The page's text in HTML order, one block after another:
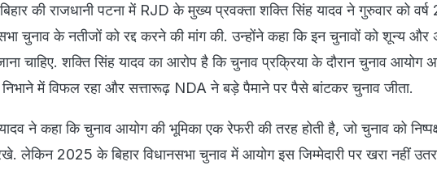
बिहार की राजधानी पटना में RJD के मुख्य प्रवक्ता शक्ति सिंह यादव ने गुरुवार को
चुनाव के नतीजों को रद्द करने की मांग की. उन्होंने कहा कि इन चुनावों को शून्य और
चाहिए. शक्ति सिंह यादव का आरोप है कि चुनाव प्रक्रिया के दौरान चुनाव आयोग
निभाने में विफल रहा और सत्तारूढ़ NDA ने बड़े पैमाने पर पैसे बांटकर चुनाव जीता.
ने कहा कि चुनाव आयोग की भूमिका एक रेफरी की तरह होती है, जो चुनाव को
लेकिन 2025 के बिहार विधानसभा चुनाव में आयोग इस जिम्मेदारी पर खरा नहीं